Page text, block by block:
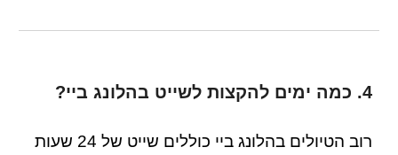
4. כמה ימים להקצות לשייט בהלונג ביי?
רוב הטיולים בהלונג ביי כוללים שייט של 24 שעות